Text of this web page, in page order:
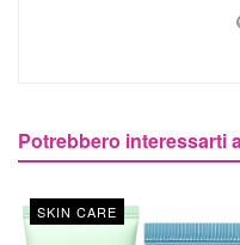
Potrebbero interessarti
SKIN CARE